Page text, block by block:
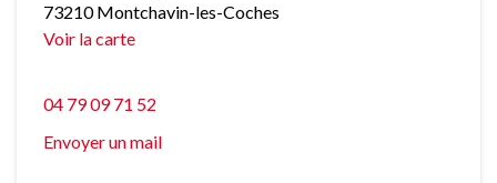
73210 Montchavin-les-Coches
Voir la carte
04 79 09 71 52
Envoyer un mail